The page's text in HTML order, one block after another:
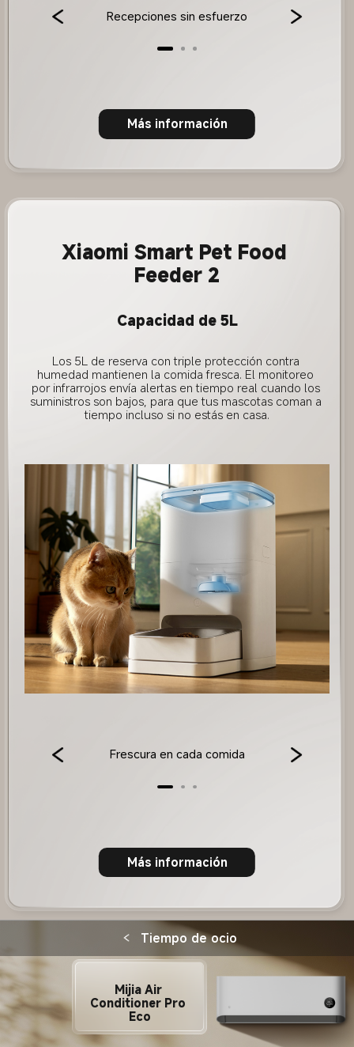
Recepciones sin esfuerzo
Más información
Xiaomi Smart Pet Food
Feeder 2
Capacidad de 5L
Los 5L de reserva con triple protección contra
humedad mantienen la comida fresca. El monitoreo
por infrarrojos envía alertas en tiempo real cuando los
suministros son bajos, para que tus mascotas coman a
tiempo incluso si no estás en casa.
Frescura en cada comida
Más información
Tiempo de ocio
Mijia Air
Conditioner Pro
Eco